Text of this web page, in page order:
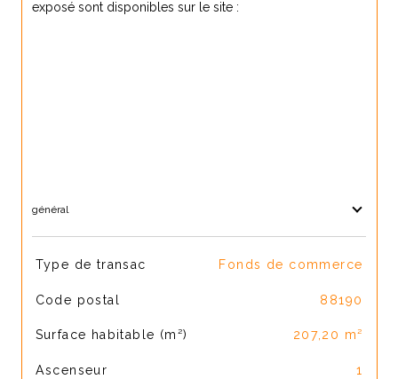
exposé sont disponibles sur le site :
général
TRAD_SIROCCO_Caracteristique Valeurs
Type de transac Fonds de commerce
Code postal 88190
Surface habitable (m²) 207,20 m²
Ascenseur 1